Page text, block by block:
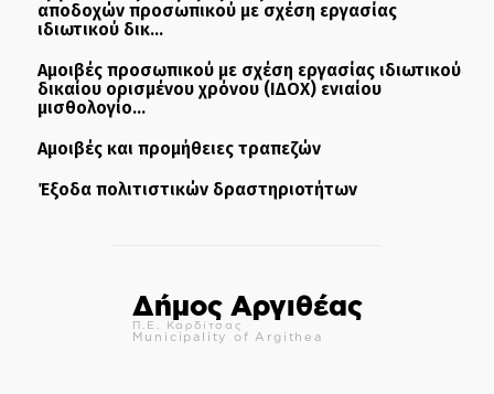
αποδοχών προσωπικού με σχέση εργασίας
ιδιωτικού δικ...
Αμοιβές προσωπικού με σχέση εργασίας ιδιωτικού
δικαίου ορισμένου χρόνου (ΙΔΟΧ) ενιαίου
μισθολογίο...
Αμοιβές και προμήθειες τραπεζών
Έξοδα πολιτιστικών δραστηριοτήτων
Δήμος Αργιθέας
Π.Ε. Καρδίτσας
Municipality of Argithea